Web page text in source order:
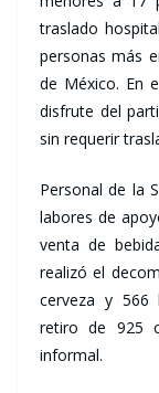
traslado
personas más
de México. En
disfrute del
sin requerir
Personal de la
labores de
venta de
realizó el
cerveza y 566
retiro de 925
informal.